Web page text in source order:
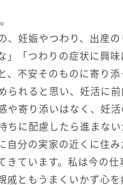
、妊娠やつわり、出産
」「つわりの症状に興
、不安そのものに寄り
れると思い、妊活に前
や寄り添いはなく、妊
ちに配慮したら進まな
自分の実家の近くに住
きています。私は今の
戚ともうまくいかず心